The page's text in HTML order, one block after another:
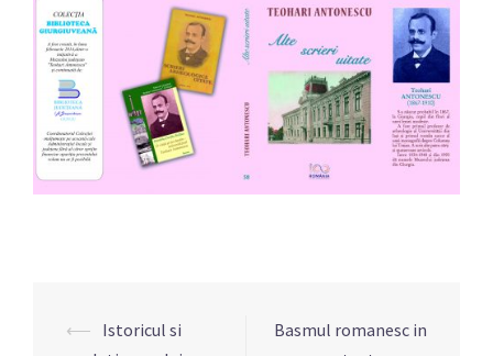
Navigare
⟵ Istoricul si
Basmul romanesc in